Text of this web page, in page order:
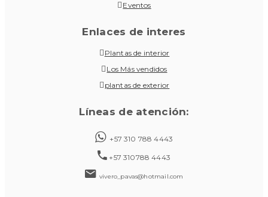
Eventos
Enlaces de interes
Plantas de interior
Los Más vendidos
plantas de exterior
Líneas de atención:
+57 310 788 4443
+57 310788 4443
vivero_pavas@hotmail.com